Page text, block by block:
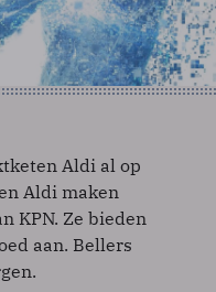
Aldi al op
Aldi maken
KPN. Ze bieden
aan. Bellers